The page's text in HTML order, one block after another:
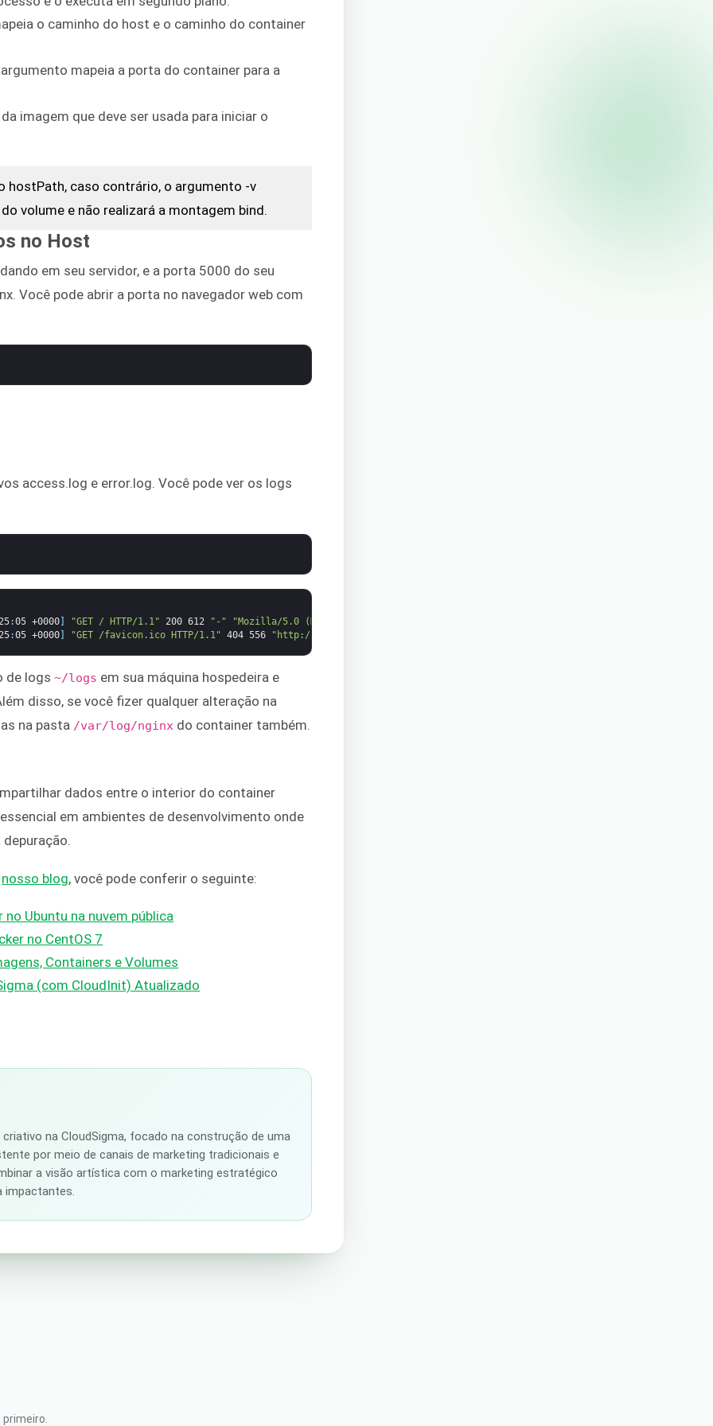
o caminho do host e o caminho do container
mapeia a porta do container para a
imagem que deve ser usada para iniciar o
hostPath, caso contrário, o argumento -v
volume e não realizará a montagem bind.
no Host
em seu servidor, e a porta 5000 do seu
Você pode abrir a porta no navegador web com
access.log e error.log. Você pode ver os logs
:05 +0000] "GET / HTTP/1.1" 200 612 "-"
"Mozilla/5.0 (Macintosh; Intel Mac OS X 11_2_3) AppleWebKit/537.36 (KHTML, like
:05 +0000] "GET /favicon.ico HTTP/1.1" 404 556 "http://xx.xxx.xxx.xxx:5000/"
de logs~/logs em sua máquina hospedeira e
disso, se você fizer qualquer alteração na
na pasta /var/log/nginx do container também.
dados entre o interior do container
em ambientes de desenvolvimento onde
nosso blog, você pode conferir o seguinte:
Ubuntu na nuvem pública
no CentOS 7
Containers e Volumes
(com CloudInit) Atualizado
criativo na CloudSigma, focado na construção de uma
por meio de canais de marketing tradicionais e
a visão artística com o marketing estratégico
impactantes.